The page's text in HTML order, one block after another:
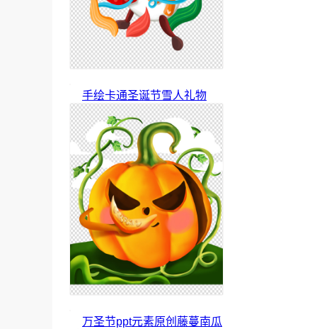
手绘卡通圣诞节雪人礼物
万圣节ppt元素原创藤蔓南瓜